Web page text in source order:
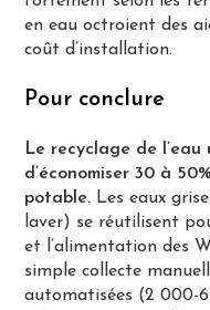
en eau octroient des
coût d’installation.
Pour conclure
Le recyclage de
d’économiser 30 à
potable. Les eaux
laver) se réutilisent
et l’alimentation des
simple collecte
automatisées (2 000-